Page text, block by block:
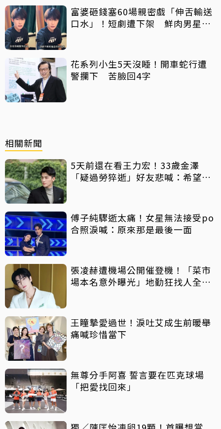
富婆砸錢塞60場親密戲「伸舌輸送
口水」！短劇遭下架 鮮肉男星吐
花系列小生5天沒睡！開車蛇行遭
警攔下 苦臉回4字
相關新聞
5天前還在看王力宏！33歲金澤
「疑過勞猝逝」好友悲喊：希望是
傅子純驟逝太痛！女星無法接受po
合照淚喊：原來那是最後一面
張凌赫遭機場公開催登機！「菜市
場本名意外曝光」地勤狂找人全網
王瞳摯愛過世！淚吐艾成生前暖舉
痛喊珍惜當下
無尊分手阿喜 誓言要在匹克球場
「把愛找回來」